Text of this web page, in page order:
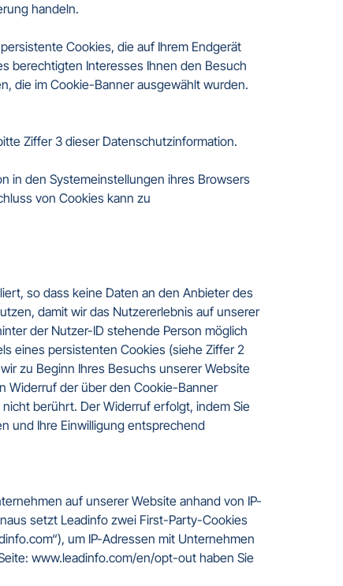
handeln.
Cookies, die auf Ihrem Endgerät
berechtigten Interesses Ihnen den Besuch
die im Cookie-Banner ausgewählt wurden.
Ziffer 3 dieser Datenschutzinformation.
in den Systemeinstellungen ihres Browsers
von Cookies kann zu
so dass keine Daten an den Anbieter des
damit wir das Nutzererlebnis auf unserer
der Nutzer-ID stehende Person möglich
eines persistenten Cookies (siehe Ziffer 2
zu Beginn Ihres Besuchs unserer Website
Widerruf der über den Cookie-Banner
berührt. Der Widerruf erfolgt, indem Sie
und Ihre Einwilligung entsprechend
auf unserer Website anhand von IP-
setzt Leadinfo zwei First-Party-Cookies
um IP-Adressen mit Unternehmen
www.leadinfo.com/en/opt-out haben Sie